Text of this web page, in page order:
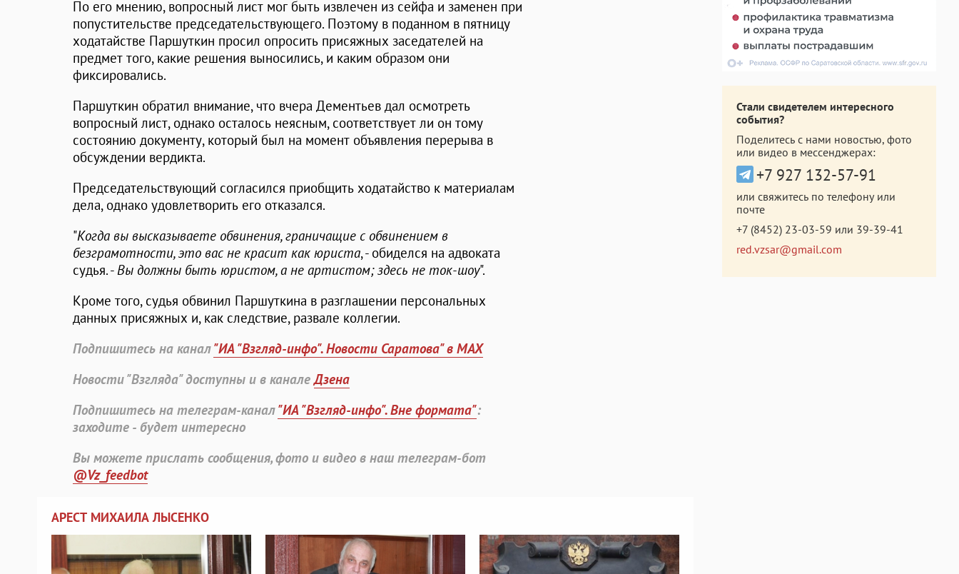
По его мнению, вопросный лист мог быть извлечен из сейфа и заменен при
попустительстве председательствующего. Поэтому в поданном в пятницу
ходатайстве Паршуткин просил опросить присяжных заседателей на
предмет того, какие решения выносились, и каким образом они
фиксировались.
Паршуткин обратил внимание, что вчера Дементьев дал осмотреть
вопросный лист, однако осталось неясным, соответствует ли он тому
состоянию документу, который был на момент объявления перерыва в
обсуждении вердикта.
Председательствующий согласился приобщить ходатайство к материалам
дела, однако удовлетворить его отказался.
"Когда вы высказываете обвинения, граничащие с обвинением в
безграмотности, это вас не красит как юриста, - обиделся на адвоката
судья. -Вы должны быть юристом, а не артистом; здесь не ток-шоу".
Кроме того, судья обвинил Паршуткина в разглашении персональных
данных присяжных и, как следствие, развале коллегии.
Подпишитесь на канал"ИА "Взгляд-инфо". Новости Саратова" в MAX
Новости "Взгляда" доступны и в каналеДзена
Подпишитесь на телеграм-канал"ИА "Взгляд-инфо". Вне формата":
заходите - будет интересно
Вы можете прислать сообщения, фото и видео в наш телеграм-бот
@Vz_feedbot
АРЕСТ МИХАИЛА ЛЫСЕНКО
Стали свидетелем интересного
события?
Поделитесь с нами новостью, фото
или видео в мессенджерах:
+7 927 132-57-91
или свяжитесь по телефону или
почте
+7 (8452) 23-03-59 или 39-39-41
red.vzsar@gmail.com